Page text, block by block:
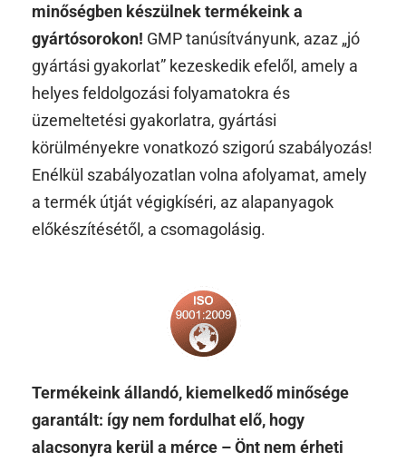
minőségben készülnek termékeink a
gyártósorokon! GMP tanúsítványunk, azaz „jó
gyártási gyakorlat” kezeskedik efelől, amely a
helyes feldolgozási folyamatokra és
üzemeltetési gyakorlatra, gyártási
körülményekre vonatkozó szigorú szabályozás!
Enélkül szabályozatlan volna afolyamat, amely
a termék útját végigkíséri, az alapanyagok
előkészítésétől, a csomagolásig.
Termékeink állandó, kiemelkedő minősége
garantált: így nem fordulhat elő, hogy
alacsonyra kerül a mérce – Önt nem érheti